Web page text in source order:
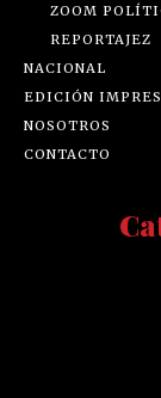
ZOOM
REPORTAJEZ
NACIONAL
EDICIÓN
NOSOTROS
CONTACTO